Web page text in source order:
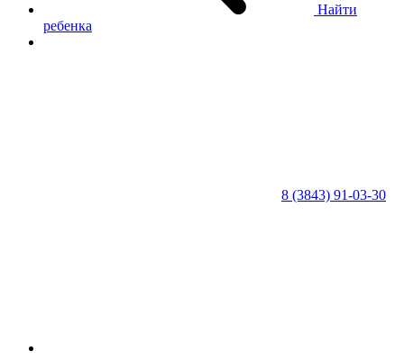
Найти
ребенка
8 (3843) 91-03-30